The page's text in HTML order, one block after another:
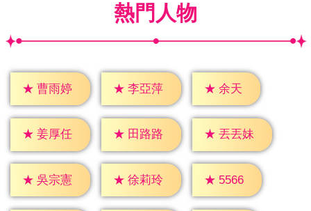
熱門人物
★ 曹雨婷 ★ 李亞萍 ★ 余天
★ 姜厚任 ★ 田路路 ★ 丟丟妹
★ 吳宗憲 ★ 徐莉玲 ★ 5566